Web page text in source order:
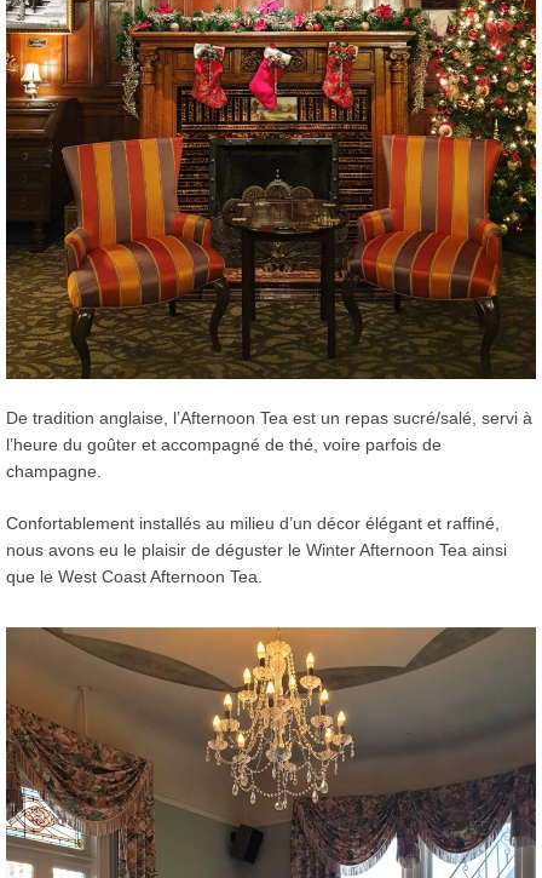
De tradition anglaise, l’Afternoon Tea est un repas sucré/salé, servi à
l’heure du goûter et accompagné de thé, voire parfois de
champagne.
Confortablement installés au milieu d’un décor élégant et raffiné,
nous avons eu le plaisir de déguster le Winter Afternoon Tea ainsi
que le West Coast Afternoon Tea.